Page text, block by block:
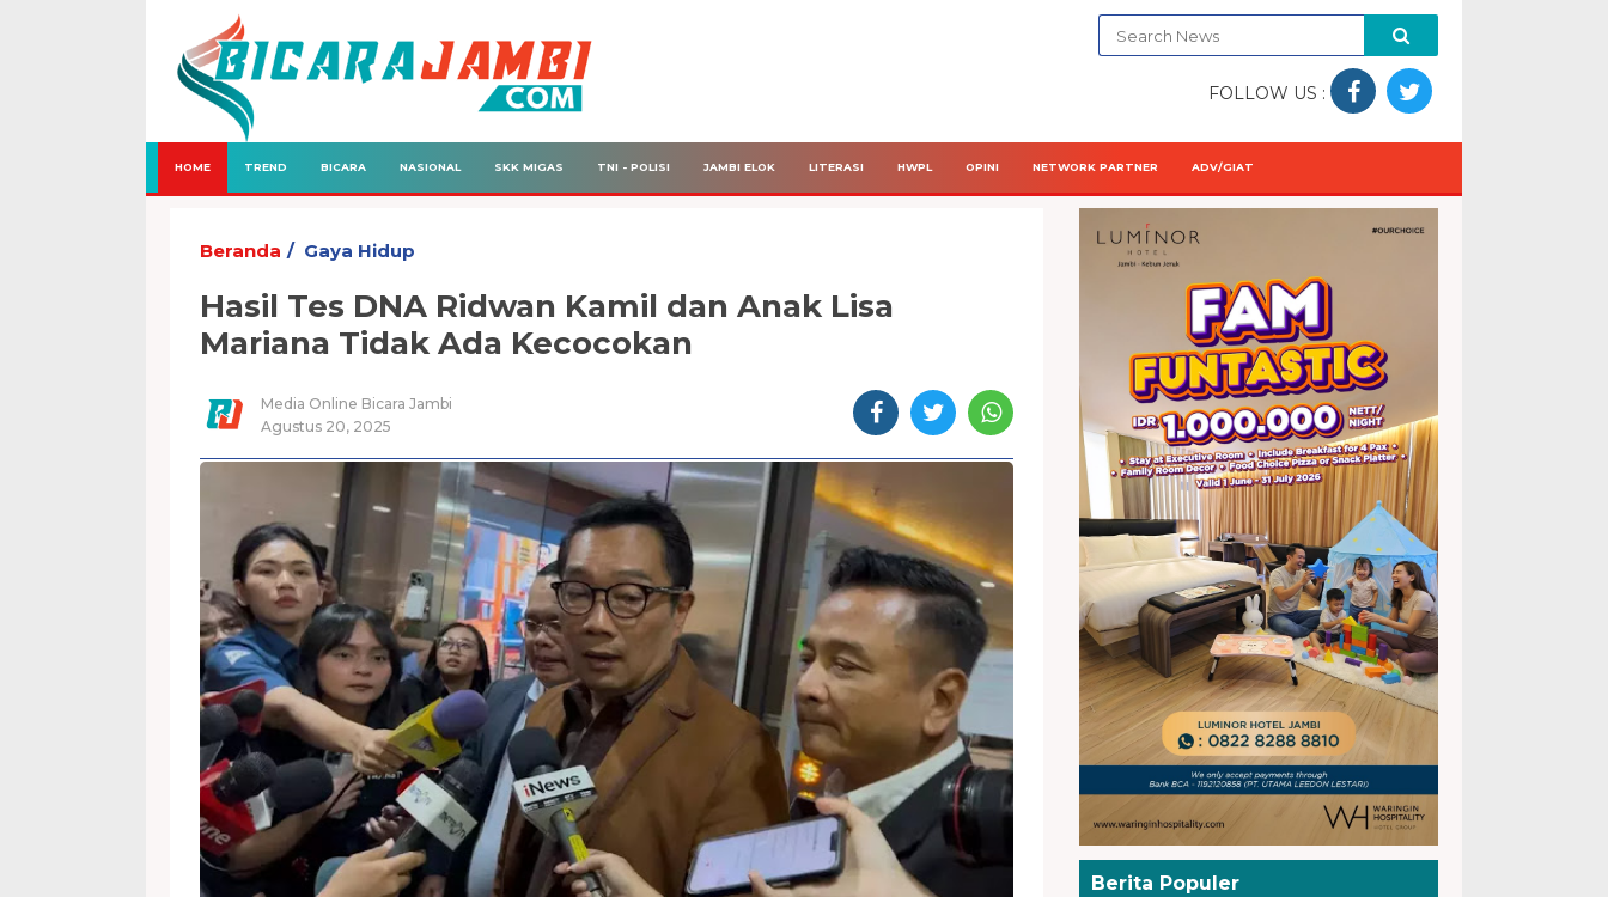
FOLLOW US :
HOME TREND BICARA NASIONAL SKK MIGAS TNI - POLISI JAMBI ELOK LITERASI HWPL OPINI NETWORK PARTNER ADV/GIAT
Beranda Gaya Hidup
Hasil Tes DNA Ridwan Kamil dan Anak Lisa
Mariana Tidak Ada Kecocokan
Media Online Bicara Jambi
Agustus 20, 2025
Berita Populer